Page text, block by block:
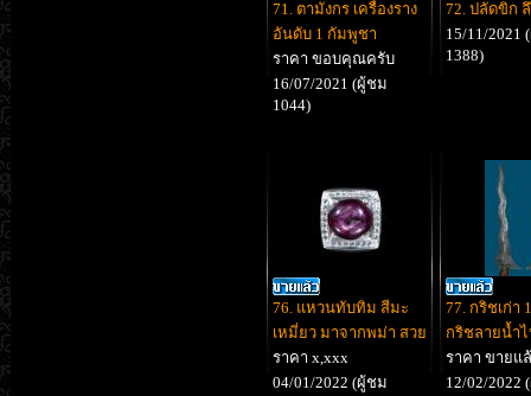
71. ตามังกร เครื่องราง
อันดับ 1 กัมพูชา
ราคา ขอบคุณครับ
16/07/2021 (ผู้ชม
1044)
72. ปลัดขิก
15/11/2021
1388)
76. แหวนทับทิม สีมะ
เหมี่ยว มาจากพม่า สวย
ราคา x,xxx
04/01/2022 (ผู้ชม
77. กริชเก่า
กริชลายน้ำ
ราคา ขายแ
12/02/2022